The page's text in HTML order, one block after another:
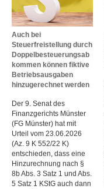
Auch bei
Steuerfreistellung durch
Doppelbesteuerungsab
kommen können fiktive
Betriebsausgaben
hinzugerechnet werden
Der 9. Senat des
Finanzgerichts Münster
(FG Münster) hat mit
Urteil vom 23.06.2026
(Az. 9 K 552/22 K)
entschieden, dass eine
Hinzurechnung nach §
8b Abs. 3 Satz 1 und Abs.
5 Satz 1 KStG auch dann